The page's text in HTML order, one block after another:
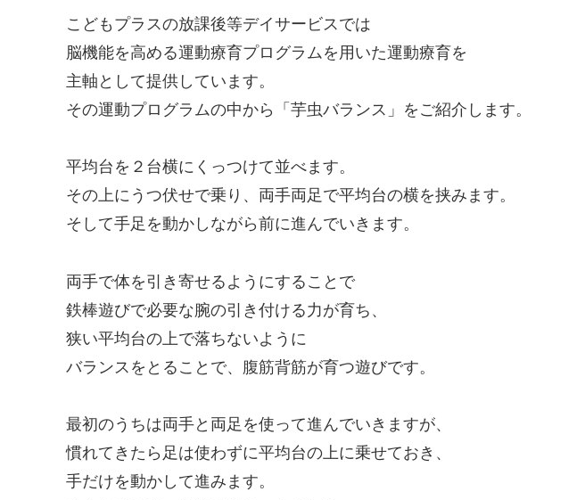
こどもプラスの放課後等デイサービスでは
脳機能を高める運動療育プログラムを用いた運動療育を
主軸として提供しています。
その運動プログラムの中から「芋虫バランス」をご紹介します。
平均台を２台横にくっつけて並べます。
その上にうつ伏せで乗り、両手両足で平均台の横を挟みます。
そして手足を動かしながら前に進んでいきます。
両手で体を引き寄せるようにすることで
鉄棒遊びで必要な腕の引き付ける力が育ち、
狭い平均台の上で落ちないように
バランスをとることで、腹筋背筋が育つ遊びです。
最初のうちは両手と両足を使って進んでいきますが、
慣れてきたら足は使わずに平均台の上に乗せておき、
手だけを動かして進みます。